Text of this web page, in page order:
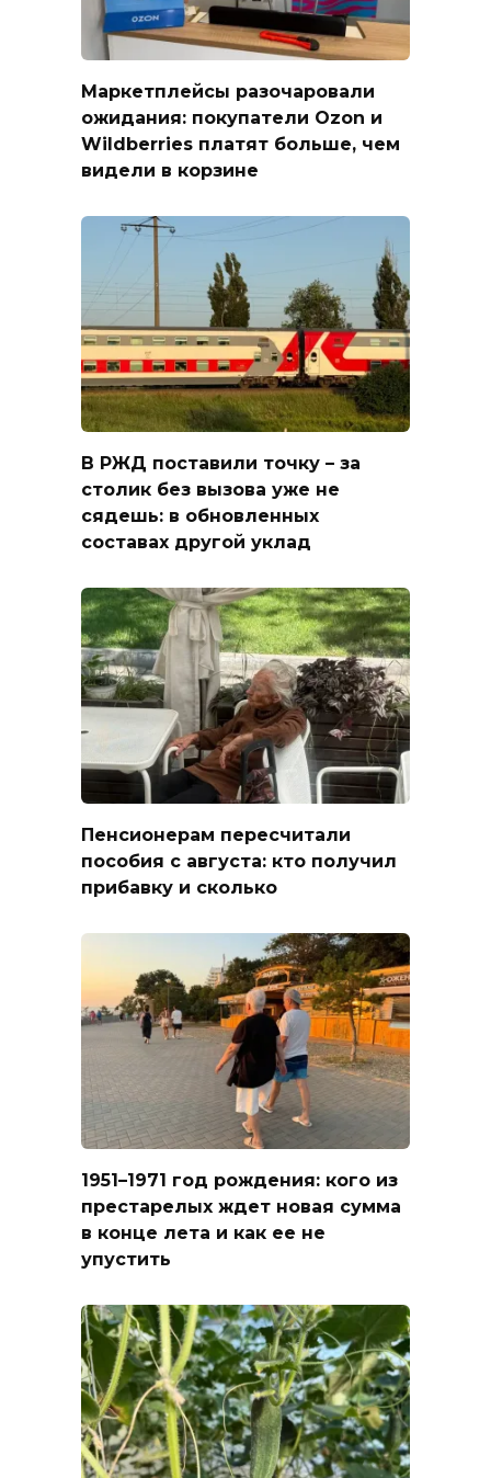
Маркетплейсы разочаровали
ожидания: покупатели Ozon и
Wildberries платят больше, чем
видели в корзине
В РЖД поставили точку – за
столик без вызова уже не
сядешь: в обновленных
составах другой уклад
Пенсионерам пересчитали
пособия с августа: кто получил
прибавку и сколько
1951–1971 год рождения: кого из
престарелых ждет новая сумма
в конце лета и как ее не
упустить